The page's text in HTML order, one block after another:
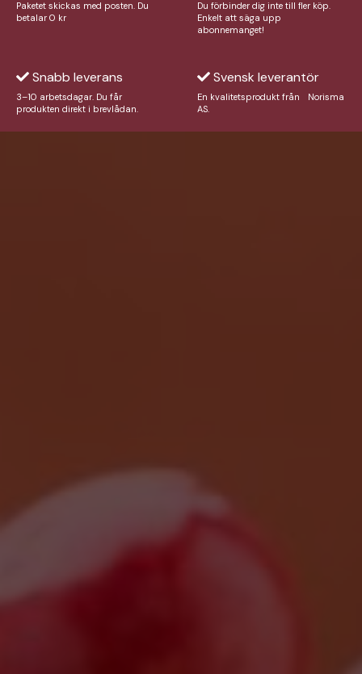
Paketet skickas med posten. Du
betalar 0 kr
Du förbinder dig inte till fler köp.
Enkelt att säga upp
abonnemanget!
Snabb leverans
3–10 arbetsdagar. Du får
produkten direkt i brevlådan.
Svensk leverantör
En kvalitetsprodukt från Norisma
AS.